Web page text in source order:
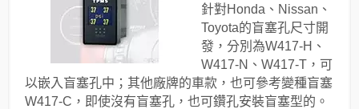
針對Honda、Nissan、
Toyota的盲塞孔尺寸開
發，分別為W417-H、
W417-N、W417-T，可
以嵌入盲塞孔中；其他廠牌的車款，也可參考變種盲塞
W417-C，即使沒有盲塞孔，也可鑽孔安裝盲塞型的。